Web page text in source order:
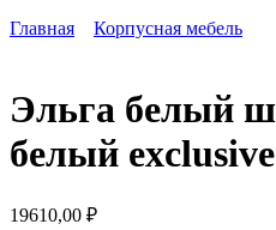
Главная
Корпусная мебель
Эльга белый
белый exclusive
19610,00 ₽